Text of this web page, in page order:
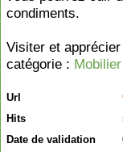
condiments.
Visiter et
catégorie :
Url
Hits
Date de validation